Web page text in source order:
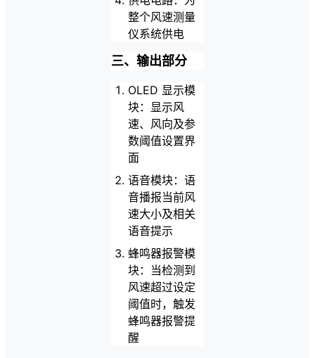
整个风速测量
仪系统供电
三、输出部分
OLED 显示模
块：显示风
速、风向及参
数阈值设置界
面
语音模块：语
音播报当前风
速大小及相关
语音提示
蜂鸣器报警模
块：当检测到
风速超过设定
阈值时，触发
蜂鸣器报警提
醒